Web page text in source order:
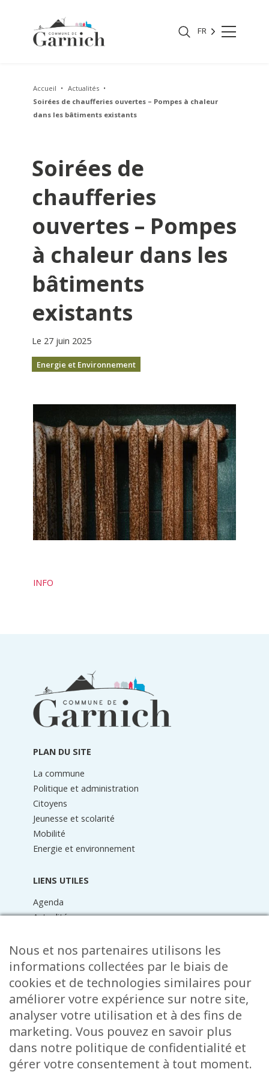
FR
Accueil
Actualités
Soirées de chaufferies ouvertes – Pompes à chaleur
dans les bâtiments existants
Soirées de
chaufferies
ouvertes – Pompes
à chaleur dans les
bâtiments
existants
Le 27 juin 2025
Energie et Environnement
INFO
Informations
PLAN DU SITE
La commune
Politique et administration
Citoyens
Jeunesse et scolarité
Mobilité
Energie et environnement
LIENS UTILES
Agenda
Actualités
Raider online
Formulaires
Faq
Contact
CONTACT
15 Rue de l’École
L-8353 Garnich
38 00 19 1
Nous et nos partenaires utilisons les
informations collectées par le biais de
cookies et de technologies similaires pour
améliorer votre expérience sur notre site,
analyser votre utilisation et à des fins de
marketing. Vous pouvez en savoir plus
dans notre politique de confidentialité et
gérer votre consentement à tout moment.